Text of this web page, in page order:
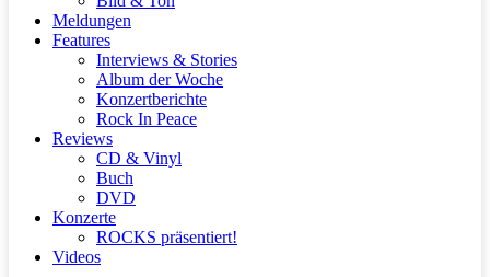
Meldungen
Features
Interviews & Stories
Album der Woche
Konzertberichte
Rock In Peace
Reviews
CD & Vinyl
Buch
DVD
Konzerte
ROCKS präsentiert!
Videos